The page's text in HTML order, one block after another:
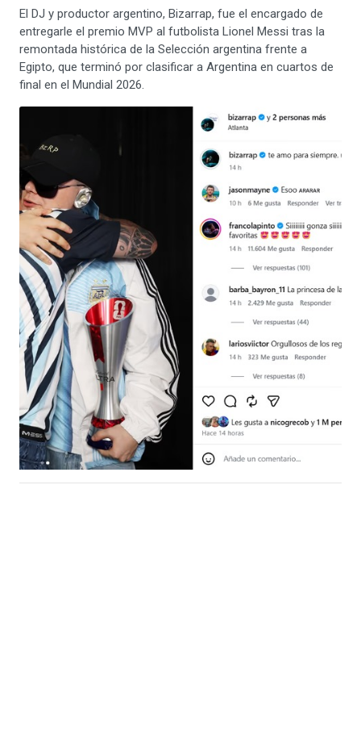
El DJ y productor argentino, Bizarrap, fue el encargado de
entregarle el premio MVP al futbolista Lionel Messi tras la
remontada histórica de la Selección argentina frente a
Egipto, que terminó por clasificar a Argentina en cuartos de
final en el Mundial 2026.